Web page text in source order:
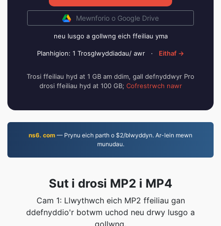
Mewnforio o Google Drive
neu lusgo a gollwng eich ffeiliau yma
Planhigion: 1 Trosglwyddiadau/ awr · Eithaf →
Trosi ffeiliau hyd at 1 GB am ddim, gall defnyddwyr Pro
drosi ffeiliau hyd at 100 GB; Cofrestrwch nawr
ns6. com — Prynu eich parth o $2/blwyddyn. Ar-lein mewn
munudau.
Sut i drosi MP2 i MP4
Cam 1: Llwythwch eich MP2 ffeiliau gan
ddefnyddio'r botwm uchod neu drwy lusgo a
gollwng.